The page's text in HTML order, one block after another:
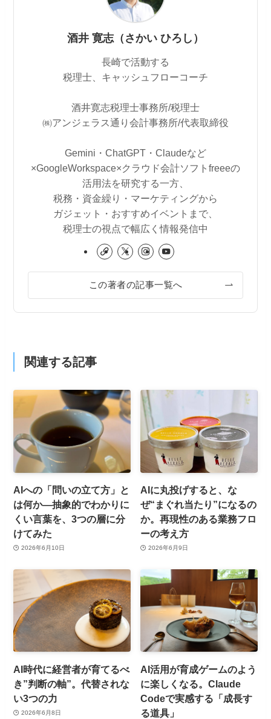
酒井 寛志（さかい ひろし）
長崎で活動する
税理士、キャッシュフローコーチ
酒井寛志税理士事務所/税理士
㈱アンジェラス通り会計事務所/代表取締役
Gemini・ChatGPT・Claudeなど
×GoogleWorkspace×クラウド会計ソフトfreeeの
活用法を研究する一方、
税務・資金繰り・マーケティングから
ガジェット・おすすめイベントまで、
税理士の視点で幅広く情報発信中
この著者の記事一覧へ
関連する記事
AIへの「問いの立て方」と
は何か—抽象的でわかりに
くい言葉を、3つの層に分
けてみた
2026年6月10日
AIに丸投げすると、な
ぜ“まぐれ当たり”になるの
か。再現性のある業務フロ
ーの考え方
2026年6月9日
AI時代に経営者が育てるべ
き”判断の軸”。代替されな
い3つの力
2026年6月8日
AI活用が育成ゲームのよう
に楽しくなる。Claude
Codeで実感する「成長す
る道具」